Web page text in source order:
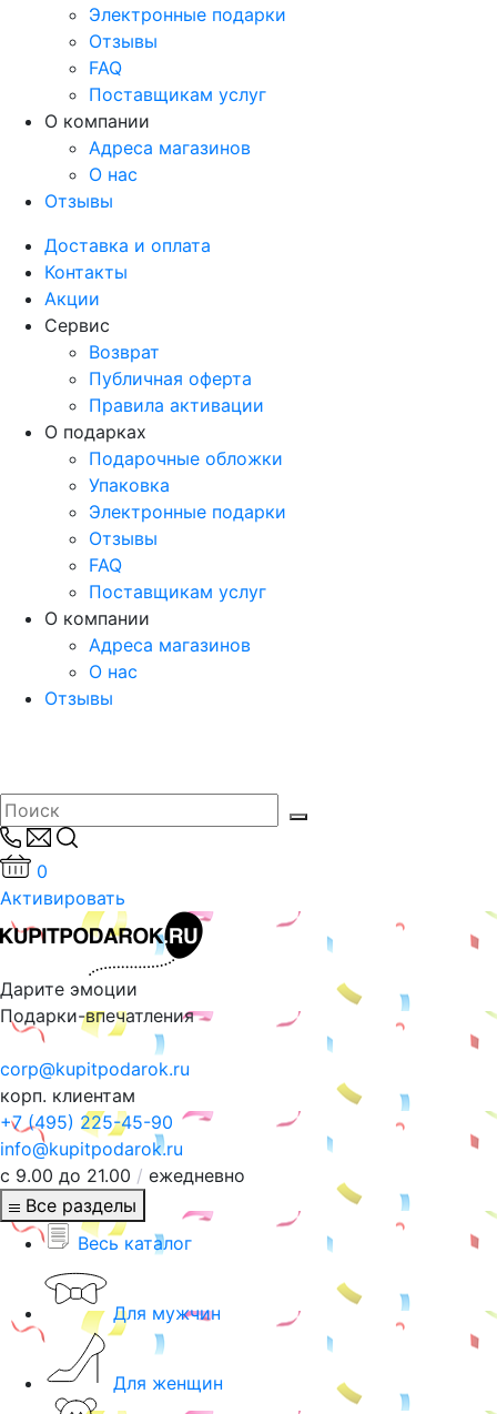
Электронные подарки
Отзывы
FAQ
Поставщикам услуг
О компании
Адреса магазинов
О нас
Отзывы
Доставка и оплата
Контакты
Акции
Сервис
Возврат
Публичная оферта
Правила активации
О подарках
Подарочные обложки
Упаковка
Электронные подарки
Отзывы
FAQ
Поставщикам услуг
О компании
Адреса магазинов
О нас
Отзывы
0
Активировать
Дарите эмоции
Подарки-впечатления
corp@kupitpodarok.ru
корп. клиентам
+7 (495) 225-45-90
info@kupitpodarok.ru
с 9.00 до 21.00 / ежедневно
Все разделы
Весь каталог
Для мужчин
Для женщин